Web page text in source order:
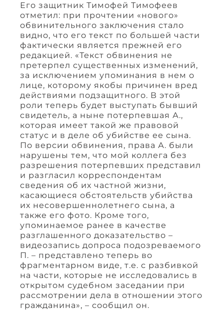
Его защитник Тимофей Тимофеев
отметил: при прочтении «нового»
обвинительного заключения стало
видно, что его текст по большей части
фактически является прежней его
редакцией. «Текст обвинения не
претерпел существенных изменений,
за исключением упоминания в нем о
лице, которому якобы причинен вред
действиями подзащитного. В этой
роли теперь будет выступать бывший
свидетель, а ныне потерпевшая А.,
которая имеет такой же правовой
статус и в деле об убийстве ее сына.
По версии обвинения, права А. были
нарушены тем, что мой коллега без
разрешения потерпевших представил
и разгласил корреспондентам
сведения об их частной жизни,
касающиеся обстоятельств убийства
их несовершеннолетнего сына, а
также его фото. Кроме того,
упоминаемое ранее в качестве
разглашенного доказательство –
видеозапись допроса подозреваемого
П. – представлено теперь во
фрагментарном виде, т.е. с разбивкой
на части, которые не исследовались в
открытом судебном заседании при
рассмотрении дела в отношении этого
гражданина», – сообщил он.